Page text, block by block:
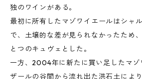
独のワインがある。
最初に所有したマゾワイエールはシャ
で、土壌的な差が見られなかったため
とつのキュヴェとした。
一方、2004年に新たに買い足したマゾ
ザールの谷間から流れ出た洪石土によ